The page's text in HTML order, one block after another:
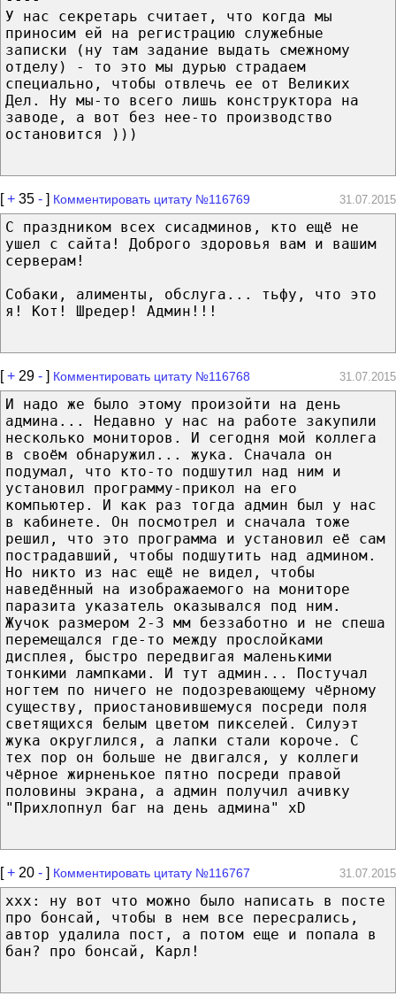
У нас секретарь считает, что когда мы
приносим ей на регистрацию служебные
записки (ну там задание выдать смежному
отделу) - то это мы дурью страдаем
специально, чтобы отвлечь ее от Великих
Дел. Ну мы-то всего лишь конструктора на
заводе, а вот без нее-то производство
остановится )))
[+ 35 - ] Комментировать цитату №116769 31.07.2015
С праздником всех сисадминов, кто ещё не
ушел с сайта! Доброго здоровья вам и вашим
серверам!
Собаки, алименты, обслуга... тьфу, что это
я! Кот! Шредер! Админ!!!
[+ 29 - ] Комментировать цитату №116768 31.07.2015
И надо же было этому произойти на день
админа... Недавно у нас на работе закупили
несколько мониторов. И сегодня мой коллега
в своём обнаружил... жука. Сначала он
подумал, что кто-то подшутил над ним и
установил программу-прикол на его
компьютер. И как раз тогда админ был у нас
в кабинете. Он посмотрел и сначала тоже
решил, что это программа и установил её сам
пострадавший, чтобы подшутить над админом.
Но никто из нас ещё не видел, чтобы
наведённый на изображаемого на мониторе
паразита указатель оказывался под ним.
Жучок размером 2-3 мм беззаботно и не спеша
перемещался где-то между прослойками
дисплея, быстро передвигая маленькими
тонкими лампками. И тут админ... Постучал
ногтем по ничего не подозревающему чёрному
существу, приостановившемуся посреди поля
светящихся белым цветом пикселей. Силуэт
жука округлился, а лапки стали короче. С
тех пор он больше не двигался, у коллеги
чёрное жирненькое пятно посреди правой
половины экрана, а админ получил ачивку
"Прихлопнул баг на день админа" xD
[+ 20 - ] Комментировать цитату №116767 31.07.2015
xxx: ну вот что можно было написать в посте
про бонсай, чтобы в нем все пересрались,
автор удалила пост, а потом еще и попала в
бан? про бонсай, Карл!